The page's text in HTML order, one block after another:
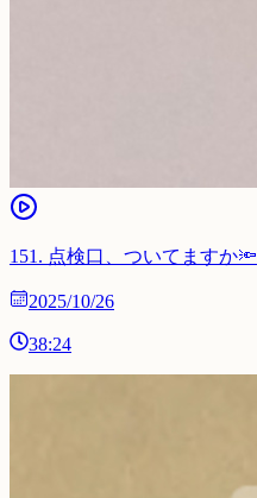
151 . 点検口、ついてますか🔦
2025/10/26
38:24